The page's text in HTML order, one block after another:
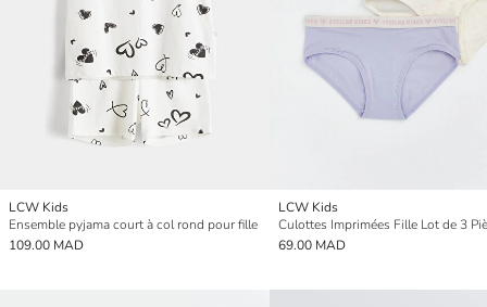
LCW Kids
Ensemble pyjama court à col rond pour fille
109.00 MAD
LCW Kids
Culottes Imprimées Fille Lot de 3
69.00 MAD